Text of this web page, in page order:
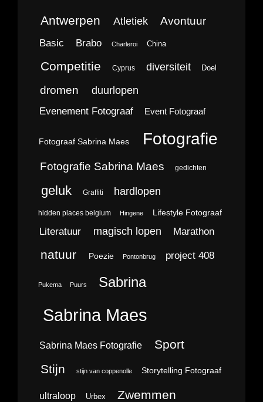
Antwerpen Atletiek Avontuur
Basic Brabo Charleroi China
Competitie Cyprus diversiteit Doel
dromen duurlopen
Evenement Fotograaf Event Fotograaf
Fotograaf Sabrina Maes Fotografie
Fotografie Sabrina Maes gedichten
geluk Graffiti hardlopen
hidden places belgium Hingene Lifestyle Fotograaf
Literatuur magisch lopen Marathon
natuur Poezie Pontonbrug project 408
Pukema Puurs Sabrina
Sabrina Maes
Sabrina Maes Fotografie Sport
Stijn stijn van coppenolle Storytelling Fotograaf
ultraloop Urbex Zwemmen